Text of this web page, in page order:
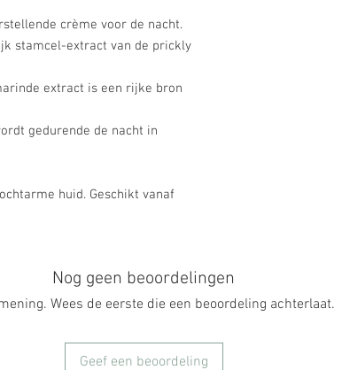
crème voor de nacht.
stamcel-extract van de prickly
extract is een rijke bron
gedurende de nacht in
huid. Geschikt vanaf
Nog geen beoordelingen
Wees de eerste die een beoordeling achterlaat.
Geef een beoordeling